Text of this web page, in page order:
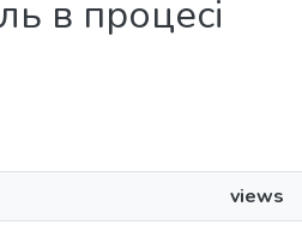
в процесі
views